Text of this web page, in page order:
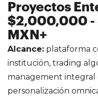
Proyectos
$2,000,000
MXN+
Alcance: plataforma
institución, trading
management integral
personalización